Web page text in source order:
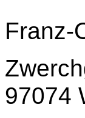
Franz-
97074